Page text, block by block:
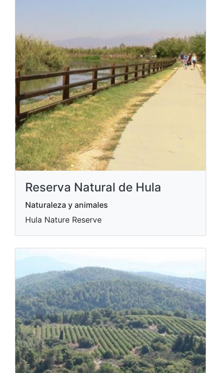
Reserva Natural de Hula
Naturaleza y animales
Hula Nature Reserve